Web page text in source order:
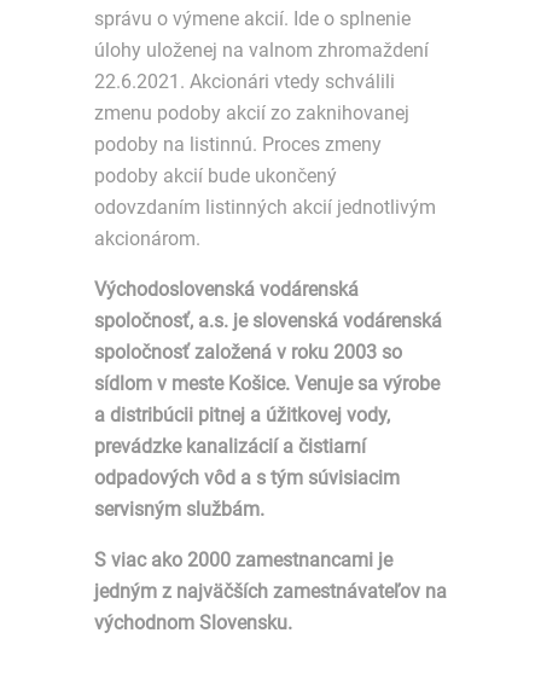
správu o výmene akcií. Ide o splnenie
úlohy uloženej na valnom zhromaždení
22.6.2021. Akcionári vtedy schválili
zmenu podoby akcií zo zaknihovanej
podoby na listinnú. Proces zmeny
podoby akcií bude ukončený
odovzdaním listinných akcií jednotlivým
akcionárom.
Východoslovenská vodárenská
spoločnosť, a.s. je slovenská vodárenská
spoločnosť založená v roku 2003 so
sídlom v meste Košice. Venuje sa výrobe
a distribúcii pitnej a úžitkovej vody,
prevádzke kanalizácií a čistiarní
odpadových vôd a s tým súvisiacim
servisným službám.
S viac ako 2000 zamestnancami je
jedným z najväčších zamestnávateľov na
východnom Slovensku.